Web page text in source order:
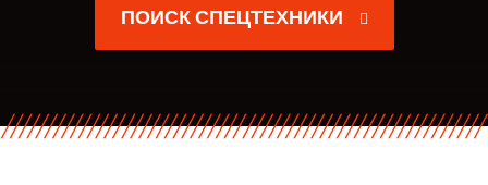
ПОИСК СПЕЦТЕХНИКИ